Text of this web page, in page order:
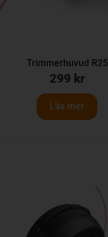
Trimmerhuvud R25
299 kr
Läs mer